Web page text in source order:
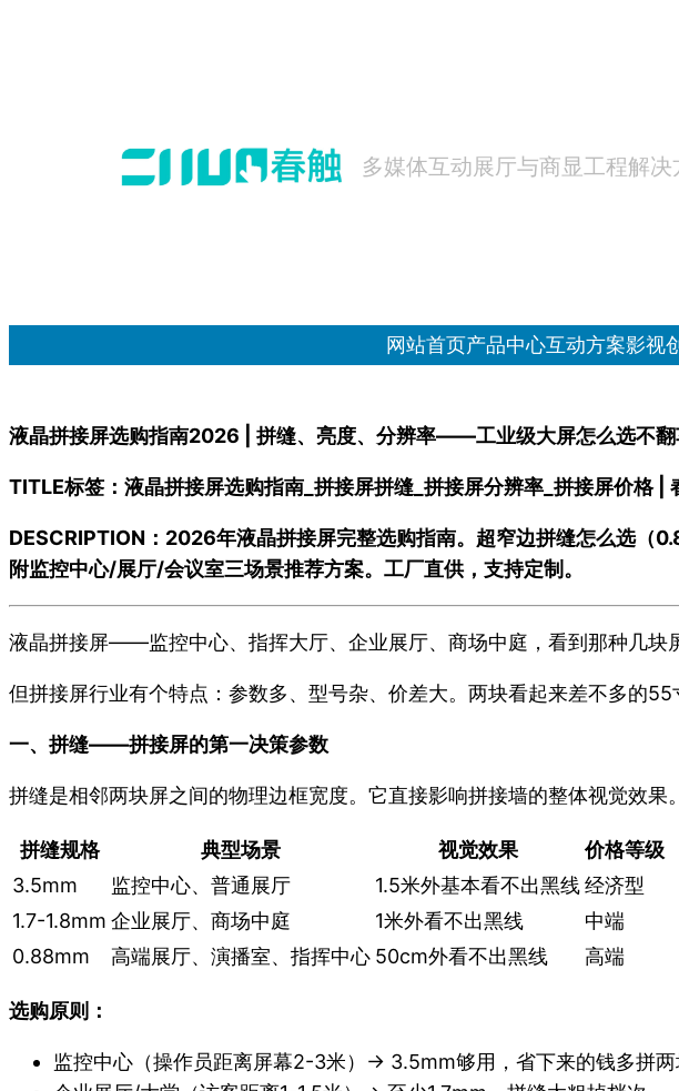
多媒体互动展厅与商显工程解决
网站首页产品中心互动方案影视
液晶拼接屏选购指南2026 | 拼缝、亮度、分辨率——工业级大屏怎么选不翻
TITLE标签：液晶拼接屏选购指南_拼接屏拼缝_拼接屏分辨率_拼接屏价格 |
DESCRIPTION：2026年液晶拼接屏完整选购指南。超窄边拼缝怎么选
附监控中心/展厅/会议室三场景推荐方案。工厂直供，支持定制。
液晶拼接屏——监控中心、指挥大厅、企业展厅、商场中庭，看到那种几块
但拼接屏行业有个特点：参数多、型号杂、价差大。两块看起来差不多的
一、拼缝——拼接屏的第一决策参数
拼缝是相邻两块屏之间的物理边框宽度。它直接影响拼接墙的整体视觉效果。
拼缝规格 典型场景 视觉效果
价格等级
3.5mm
监控中心、普通展厅 1.5米外基本看不出黑线经济型
1.7-1.8mm 企业展厅、商场中庭 1米外看不出黑线
中端
0.88mm
高端展厅、演播室、指挥中心 50cm外看不出黑线 高端
选购原则：
监控中心（操作员距离屏幕2-3米）→ 3.5mm够用，省下来的钱多拼